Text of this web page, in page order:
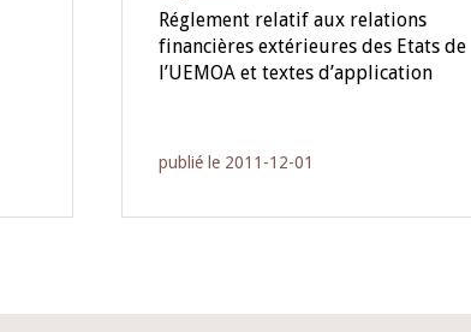
Réglement relatif aux relations
financières extérieures des Etats de
l’UEMOA et textes d’application
publié le 2011-12-01